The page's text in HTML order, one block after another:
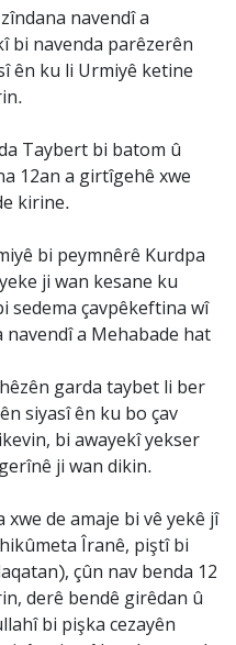
navendî a
bi navenda parêzerên
ên ku li Urmiyê ketine
Taybert bi batom û
12an a girtîgehê xwe
kirine.
bi peymnêrê Kurdpa
ji wan kesane ku
sedema çavpêkeftina wî
a Mehabade hat
garda taybet li ber
siyasî ên ku bo çav
bi awayekî yekser
ji wan dikin.
xwe de amaje bi vê yekê jî
Îranê, piştî bi
çûn nav benda 12
derê bendê girêdan û
bi pişka cezayên